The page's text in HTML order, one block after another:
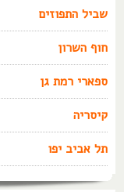
שביל התפוזים
חוף השרון
ספארי רמת גן
קיסריה
תל אביב יפו